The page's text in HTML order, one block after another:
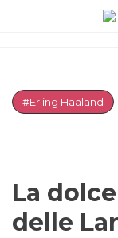
#Erling Haaland
La
delle